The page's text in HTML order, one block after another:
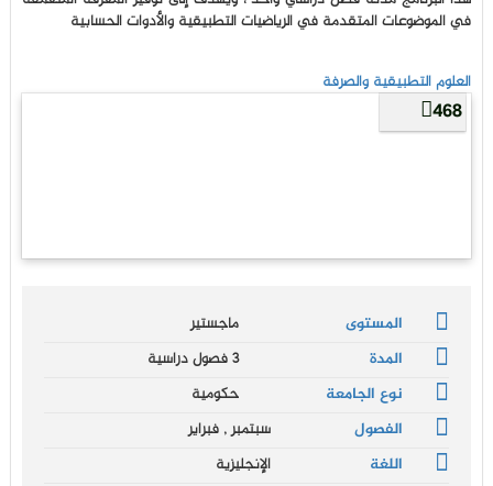
في الموضوعات المتقدمة في الرياضيات التطبيقية والأدوات الحسابية
العلوم التطبيقية والصرفة
468
المستوى
ماجستير
المدة
3 فصول دراسية
نوع الجامعة
حكومية
الفصول
سبتمبر , فبراير
اللغة
الإنجليزية